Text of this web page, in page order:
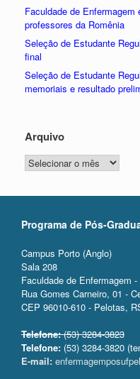
Faculdade de
professores da Romênia
Seleção de Estudante
final
Seleção de Estudante
memoriais e resultado
Arquivo
Arquivo
Programa de Pós-
Campus Porto (Anglo)
Sala 208
Faculdade de Enfermagem -
Rua Gomes Carneiro, 01 -
CEP 96010-610 - Pelotas,
Telefone:(53) 3284-3823
Telefone: (53) 3284-3820
E-mail: